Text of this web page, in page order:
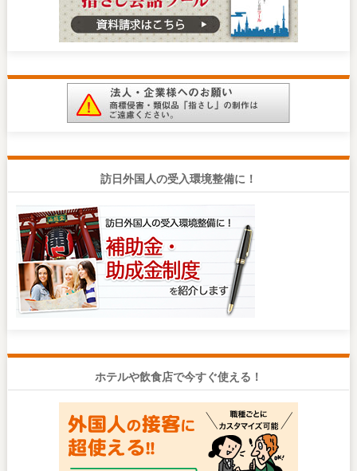
訪日外国人の受入環境整備に！
ホテルや飲食店で今すぐ使える！